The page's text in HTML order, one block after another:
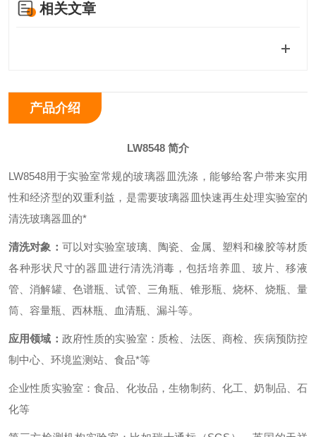
相关文章
产品介绍
LW8548 简介
LW8548用于实验室常规的玻璃器皿洗涤，能够给客户带来实用
性和经济型的双重利益，是需要玻璃器皿快速再生处理实验室的
清洗玻璃器皿的*
清洗对象： 可以对实验室玻璃、陶瓷、金属、塑料和橡胶等材质
各种形状尺寸的器皿进行清洗消毒，包括培养皿、玻片、移液
管、消解罐、色谱瓶、试管、三角瓶、锥形瓶、烧杯、烧瓶、量
筒、容量瓶、西林瓶、血清瓶、漏斗等。
应用领域： 政府性质的实验室：质检、法医、商检、疾病预防控
制中心、环境监测站、食品*等
企业性质实验室：食品、化妆品，生物制药、化工、奶制品、石
化等